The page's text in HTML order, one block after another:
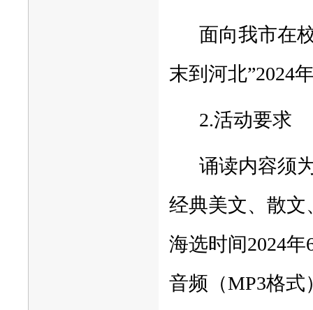
面向我市在
末到河北”2024
2.活动要求
诵读内容须
经典美文、散
海选时间2024
音频（MP3格